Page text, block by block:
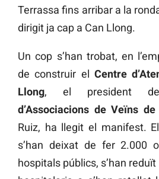
Terrassa fins arribar a la
dirigit ja cap a Can Llong.
Un cop s’han trobat, en
de construir el Centre
Llong, el president
d’Associacions de Veïns de
Ruiz, ha llegit el manifest.
s’han deixat de fer 2.000
hospitals públics, s’han